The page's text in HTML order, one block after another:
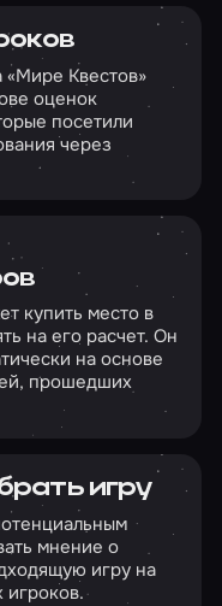
«Мире Квестов»
оценок
посетили
через
купить место в
на его расчет. Он
на основе
прошедших
игру
мнение о
игру на
игроков.